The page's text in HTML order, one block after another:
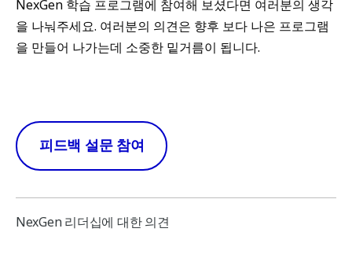
NexGen 학습 프로그램에 참여해 보셨다면 여러분의 생각
을 나눠주세요. 여러분의 의견은 향후 보다 나은 프로그램
을 만들어 나가는데 소중한 밑거름이 됩니다.
피드백 설문 참여
NexGen 리더십에 대한 의견